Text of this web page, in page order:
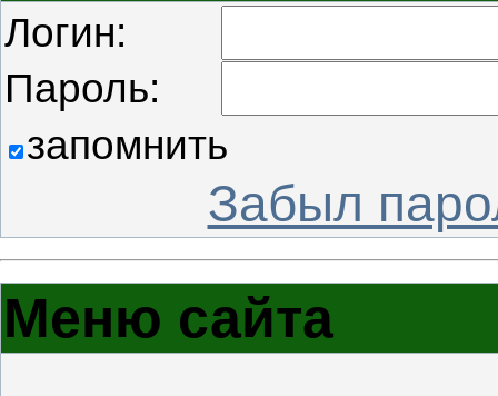
Логин:
Пароль:
запомнить
Забыл
Меню сайта